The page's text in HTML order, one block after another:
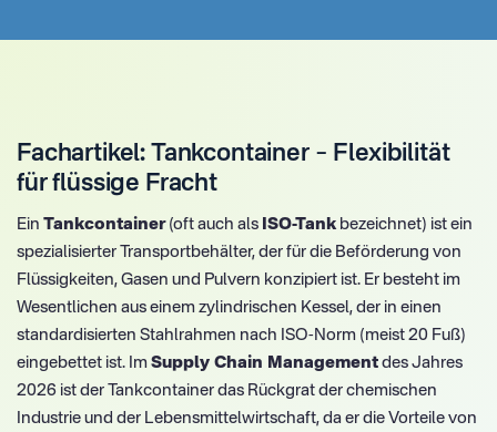
Fachartikel: Tankcontainer – Flexibilität
für flüssige Fracht
Ein Tankcontainer(oft auch als ISO-Tank bezeichnet) ist ein
spezialisierter Transportbehälter, der für die Beförderung von
Flüssigkeiten, Gasen und Pulvern konzipiert ist. Er besteht im
Wesentlichen aus einem zylindrischen Kessel, der in einen
standardisierten Stahlrahmen nach ISO-Norm (meist 20 Fuß)
eingebettet ist. Im Supply Chain Management des Jahres
2026 ist der Tankcontainer das Rückgrat der chemischen
Industrie und der Lebensmittelwirtschaft, da er die Vorteile von